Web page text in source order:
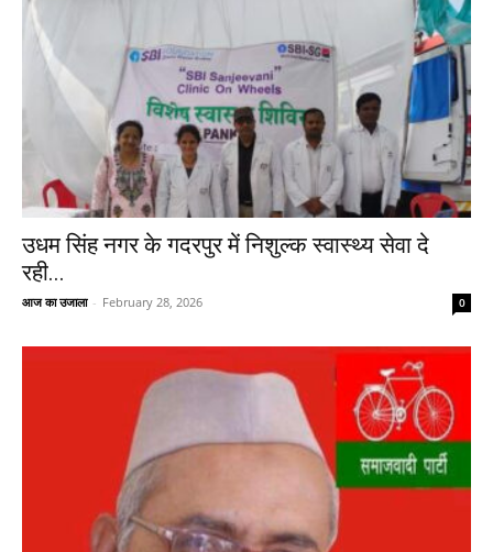
उधम सिंह नगर के गदरपुर में निशुल्क स्वास्थ्य सेवा दे
रही...
आज का उजाला - February 28, 2026 0